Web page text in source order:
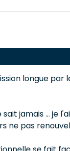
longue par
jamais ...
ne pas